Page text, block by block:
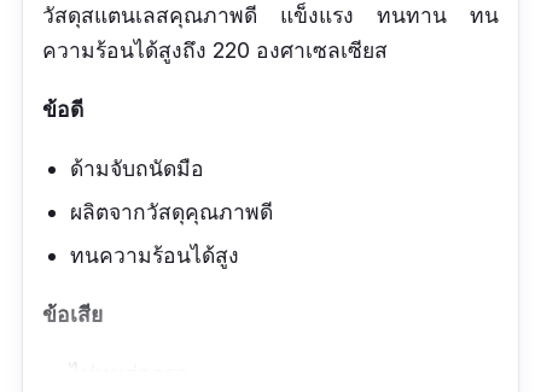
วัสดุสแตนเลสคุณภาพดี แข็งแรง ทนทาน ทน
ความร้อนได้สูงถึง 220 องศาเซลเซียส
ข้อดี
ด้ามจับถนัดมือ
ผลิตจากวัสดุคุณภาพดี
ทนความร้อนได้สูง
ข้อเสีย